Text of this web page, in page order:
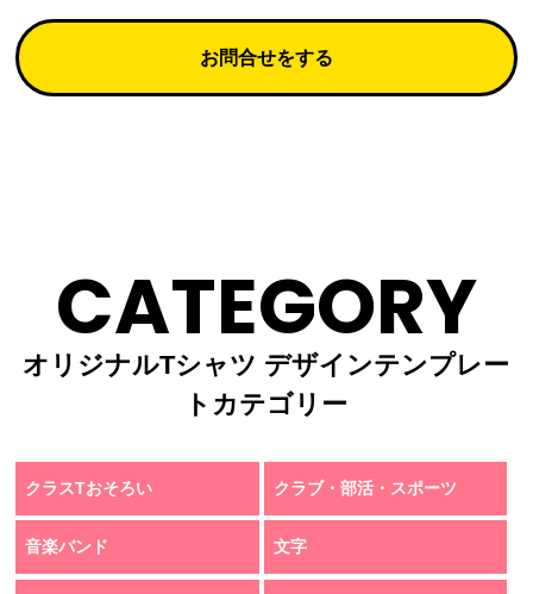
お問合せをする
CATEGORY
オリジナルTシャツ デザインテンプレー
トカテゴリー
クラスTおそろい クラブ・部活・スポーツ
音楽バンド 文字